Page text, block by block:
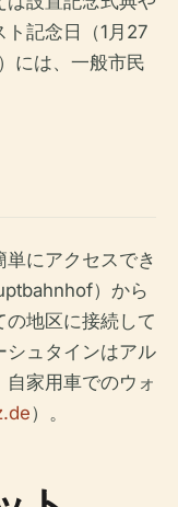
記念日（1月27
には、一般市民
にアクセスでき
）から
地区に接続して
シュタインはアル
自家用車でのウォ
）。